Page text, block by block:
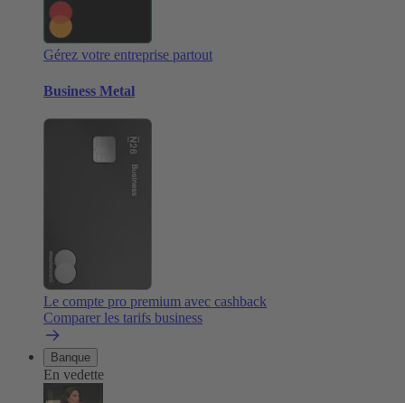
Gérez votre entreprise partout
Business Metal
Le compte pro premium avec cashback
Comparer les tarifs business
Banque
En vedette